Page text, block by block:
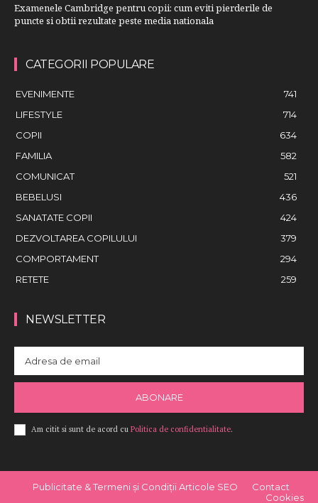
Examenele Cambridge pentru copii: cum eviti pierderile de
puncte si obtii rezultate peste media nationala
CATEGORII POPULARE
EVENIMENTE
741
LIFESTYLE
714
COPII
634
FAMILIA
582
COMUNICAT
521
BEBELUSI
436
SANATATE COPII
424
DEZVOLTAREA COPILULUI
379
COMPORTAMENT
294
RETETE
259
NEWSLETTER
ABONARE
Am citit si sunt de acord cu Politica de confidentialitate.
Publicitate & Termeni și Condiții Articole SEO
Contact
Cookies